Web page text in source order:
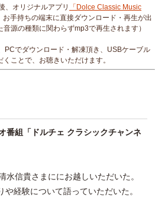
、オリジナルアプリ
「Dolce Classic Music
手持ちの端末に直接ダウンロード・再生が出
源の種類に関わらずmp3で再生されます）
PCでダウンロード・解凍頂き、USBケーブル
ことで、お聴きいただけます。
番組「ドルチェ クラシックチャンネ
水信貴さまににお越しいただいた。
や経験について語っていただいた。